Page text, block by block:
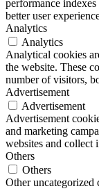
performance
better user
Analytics
Analytics
Analytical cookies
the website. These
number of visitors,
Advertisement
Advertisement
Advertisement
and marketing
websites and collect
Others
Others
Other uncategorized